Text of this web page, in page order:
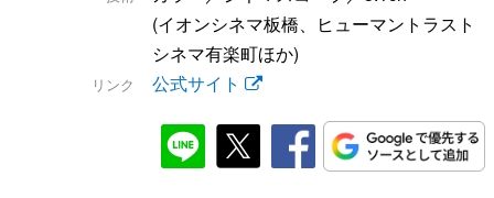
(イオンシネマ板橋、ヒューマントラスト
シネマ有楽町ほか)
リンク 公式サイト